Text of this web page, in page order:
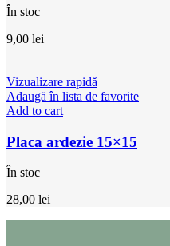
În stoc
9,00 lei
Vizualizare rapidă
Adaugă în lista de favorite
Add to cart
Placa ardezie 15×15
În stoc
28,00 lei